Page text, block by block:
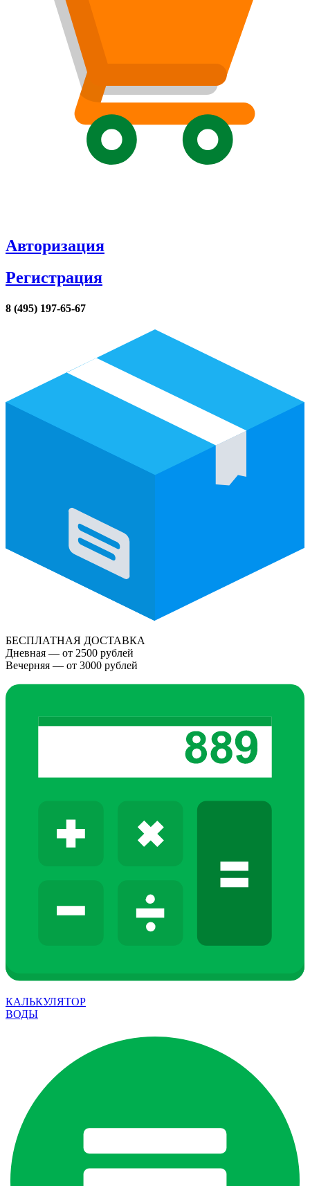
Авторизация
Регистрация
8 (495) 197-65-67
БЕСПЛАТНАЯ ДОСТАВКА
Дневная — от 2500 рублей
Вечерняя — от 3000 рублей
КАЛЬКУЛЯТОР
ВОДЫ